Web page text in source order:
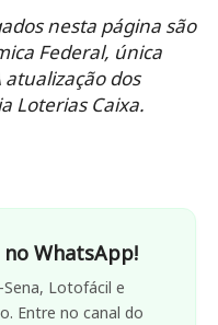
nesta página são
Federal, única
dos
Loterias Caixa.
WhatsApp!
Lotofácil e
Entre no canal do